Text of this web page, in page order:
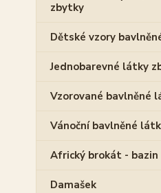
zbytky
Dětské vzory
Jednobarevné látky
Vzorované bavlněné
Vánoční bavlněné
Africký brokát - bazin
Damašek